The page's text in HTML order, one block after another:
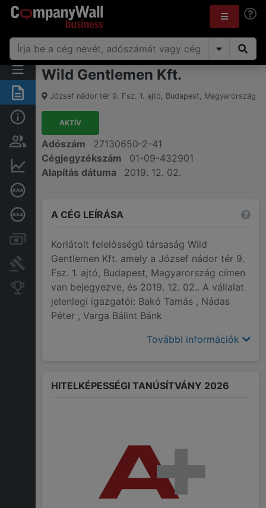
Összegzés
Alap információk
Személyek és tulajdonjog
Pénzügyi információk
Mélyreható hitelminősítés
Számlák és zárolások
Bírósági eljárások
Konkurens cégek
Wild Gentlemen Kft.
József nádor tér 9. Fsz. 1. ajtó, Budapest, Magyarország
AKTÍV
Adószám
27130650-2-41
Cégjegyzékszám
01-09-432901
Alapítás dátuma
2019. 12. 02.
A CÉG LEÍRÁSA
Korlátolt felelősségű társaság Wild
Gentlemen Kft. amely a József nádor tér 9.
Fsz. 1. ajtó, Budapest, Magyarország címen
van bejegyezve, és 2019. 12. 02.. A vállalat
jelenlegi igazgatói: Bakó Tamás , Nádas
Péter , Varga Bálint Bánk
További információk
HITELKÉPESSÉGI TANÚSÍTVÁNY 2026